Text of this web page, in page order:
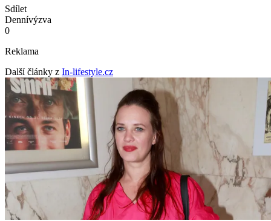
Sdílet
Dennívýzva
0
Reklama
Další články z In-lifestyle.cz